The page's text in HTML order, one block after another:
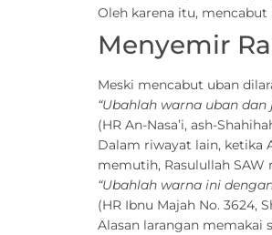
Oleh karena itu,
Menyemir
Meski mencabut uban
“Ubahlah warna uban
(HR An-Nasa’i, ash-
Dalam riwayat lain, ketika
memutih, Rasulullah
“Ubahlah warna ini
(HR Ibnu Majah No. 3624,
Alasan larangan memakai